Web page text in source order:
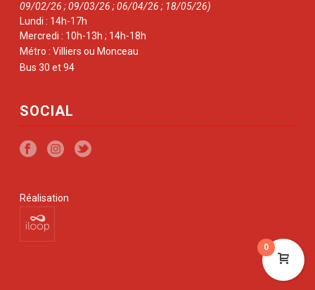
09/02/26 ; 09/03/26 ; 06/04/26 ; 18/05/26)
Lundi : 14h-17h
Mercredi : 10h-13h ; 14h-18h
Métro : Villiers ou Monceau
Bus 30 et 94
SOCIAL
Réalisation
0